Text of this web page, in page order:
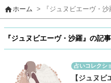
homeホーム > 『ジュヌビエーヴ・沙
『ジュヌビエーヴ・沙羅』の記
占いコレクシ
【ジュヌ